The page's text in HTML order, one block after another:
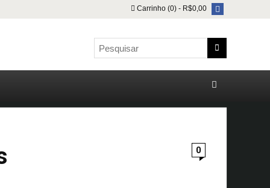
Carrinho (0) - R$0,00
0